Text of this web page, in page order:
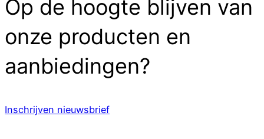
Op de hoogte blijven van
onze producten en
aanbiedingen?
Inschrijven nieuwsbrief